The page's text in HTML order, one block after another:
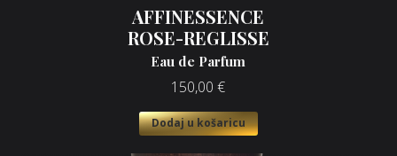
AFFINESSENCE
ROSE-REGLISSE
Eau de Parfum
150,00 €
Dodaj u košaricu